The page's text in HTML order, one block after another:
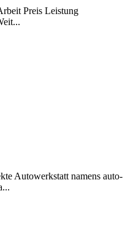
Preis Leistung
Autowerkstatt namens auto-